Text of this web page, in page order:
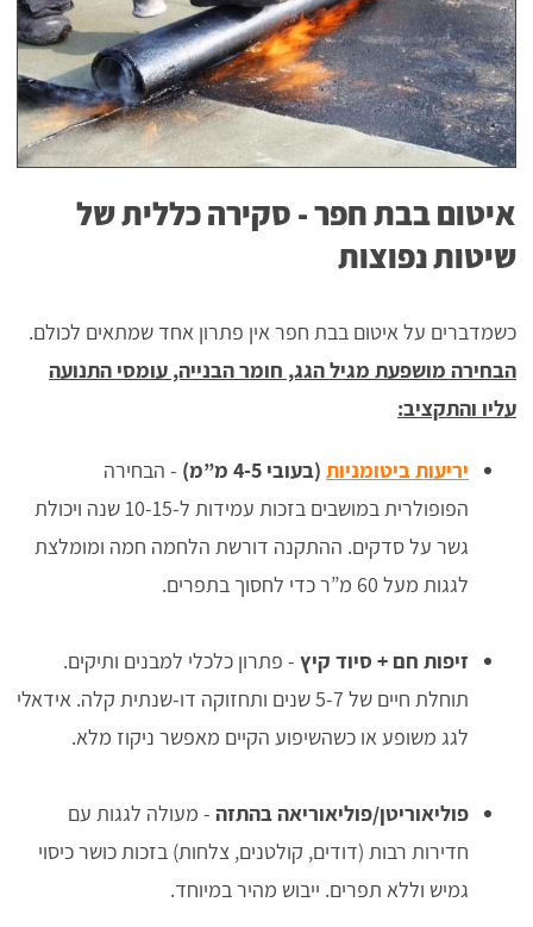
איטום בבת חפר - סקירה כללית של
שיטות נפוצות
כשמדברים על איטום בבת חפר אין פתרון אחד שמתאים לכולם.
הבחירה מושפעת מגיל הגג, חומר הבנייה, עומסי התנועה
עליו והתקציב:
יריעות ביטומניות (בעובי 4-5 מ”מ)
- הבחירה
הפופולרית במושבים בזכות עמידות ל-10-15 שנה ויכולת
גשר על סדקים. ההתקנה דורשת הלחמה חמה ומומלצת
לגגות מעל 60 מ”ר כדי לחסוך בתפרים.
זיפות חם + סיוד קיץ - פתרון כלכלי למבנים ותיקים.
תוחלת חיים של 5-7 שנים ותחזוקה דו-שנתית קלה. אידאלי
לגג משופע או כשהשיפוע הקיים מאפשר ניקוז מלא.
פוליאוריטן/פוליאוריאה בהתזה - מעולה לגגות עם
חדירות רבות (דודים, קולטנים, צלחות) בזכות כושר כיסוי
גמיש וללא תפרים. ייבוש מהיר במיוחד.